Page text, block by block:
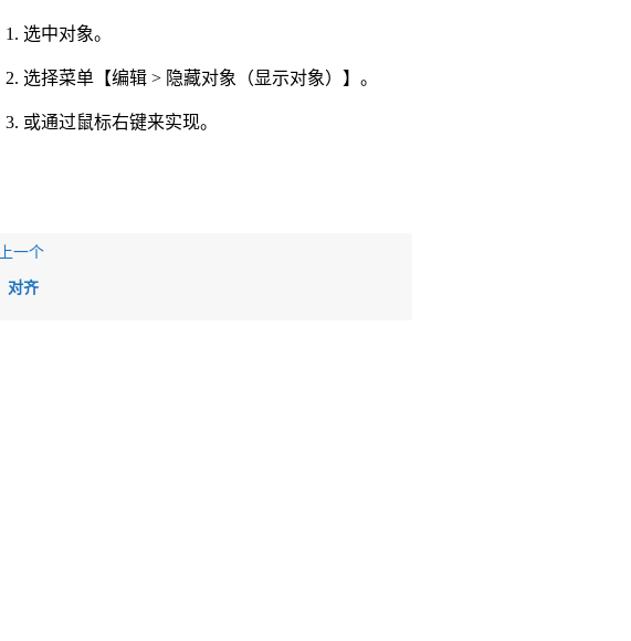
1. 选中对象。
2. 选择菜单【编辑 > 隐藏对象（显示对象）】。
3. 或通过鼠标右键来实现。
上一个
对齐